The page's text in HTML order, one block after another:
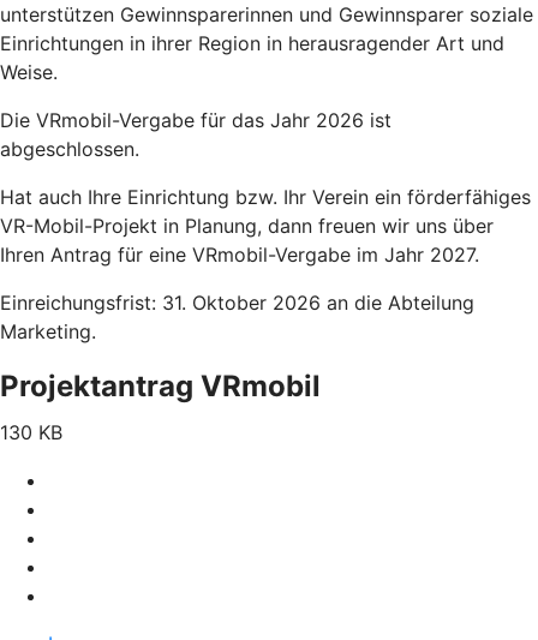
unterstützen Gewinnsparerinnen und Gewinnsparer soziale
Einrichtungen in ihrer Region in herausragender Art und
Weise.
Die VRmobil-Vergabe für das Jahr 2026 ist
abgeschlossen.
Hat auch Ihre Einrichtung bzw. Ihr Verein ein förderfähiges
VR-Mobil-Projekt in Planung, dann freuen wir uns über
Ihren Antrag für eine VRmobil-Vergabe im Jahr 2027.
Einreichungsfrist: 31. Oktober 2026 an die Abteilung
Marketing.
Projektantrag VRmobil
130 KB